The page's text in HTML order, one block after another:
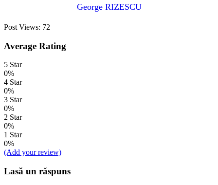
George RIZESCU
Post Views: 72
Average Rating
5 Star
0%
4 Star
0%
3 Star
0%
2 Star
0%
1 Star
0%
(Add your review)
Lasă un răspuns